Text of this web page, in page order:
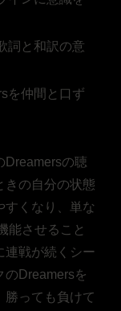
詞と和訳の意
を仲間と口ず
Dreamersの聴
きの自分の状態
すくなり、単な
能させること
連戦が続くシー
のDreamersを
勝っても負けて